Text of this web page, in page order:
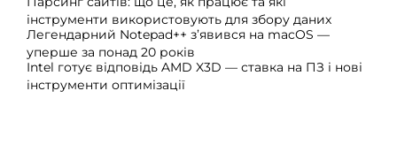
інструменти використовують для збору даних
Легендарний Notepad++ з’явився на macOS —
уперше за понад 20 років
Intel готує відповідь AMD X3D — ставка на ПЗ і нові
інструменти оптимізації